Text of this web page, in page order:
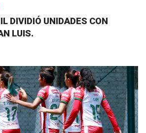
DIVIDIÓ UNIDADES CON
LUIS.